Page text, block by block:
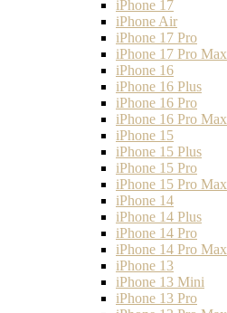
iPhone 17
iPhone Air
iPhone 17 Pro
iPhone 17 Pro Max
iPhone 16
iPhone 16 Plus
iPhone 16 Pro
iPhone 16 Pro Max
iPhone 15
iPhone 15 Plus
iPhone 15 Pro
iPhone 15 Pro Max
iPhone 14
iPhone 14 Plus
iPhone 14 Pro
iPhone 14 Pro Max
iPhone 13
iPhone 13 Mini
iPhone 13 Pro